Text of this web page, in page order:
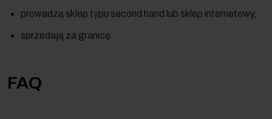
prowadzą sklep typu second hand lub sklep internetowy,
sprzedają za granicę.
FAQ